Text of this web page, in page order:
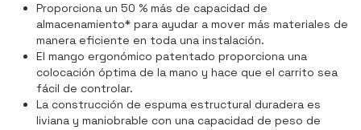
Proporciona un 50 % más de capacidad de
almacenamiento* para ayudar a mover más materiales de
manera eficiente en toda una instalación.
El mango ergonómico patentado proporciona una
colocación óptima de la mano y hace que el carrito sea
fácil de controlar.
La construcción de espuma estructural duradera es
liviana y maniobrable con una capacidad de peso de